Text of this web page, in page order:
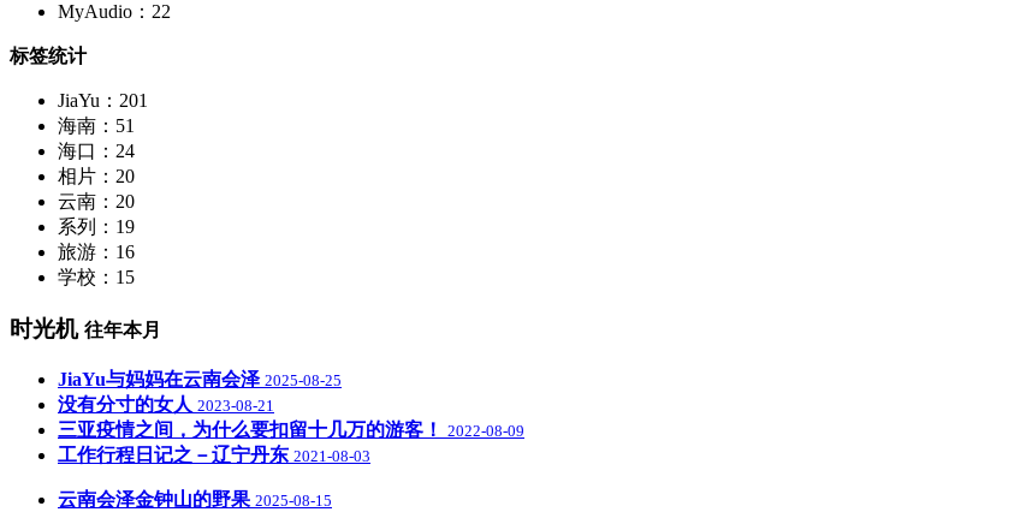
MyAudio：22
标签统计
JiaYu：201
海南：51
海口：24
相片：20
云南：20
系列：19
旅游：16
学校：15
时光机 往年本月
JiaYu与妈妈在云南会泽 2025-08-25
没有分寸的女人 2023-08-21
三亚疫情之间，为什么要扣留十几万的游客！ 2022-08-09
工作行程日记之－辽宁丹东 2021-08-03
云南会泽金钟山的野果 2025-08-15